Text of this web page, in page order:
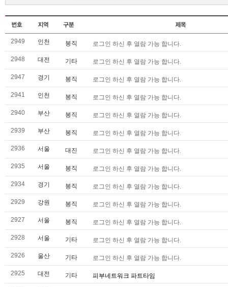
2949 인천 봉직 로그인 하신 후 열람 가능 합니다.
2948 대전 기타 로그인 하신 후 열람 가능 합니다.
2947 경기 봉직 로그인 하신 후 열람 가능 합니다.
2941 인천 봉직 로그인 하신 후 열람 가능 합니다.
2940 부산 봉직 로그인 하신 후 열람 가능 합니다.
2939 부산 봉직 로그인 하신 후 열람 가능 합니다.
2936 서울 대진 로그인 하신 후 열람 가능 합니다.
2935 서울 봉직 로그인 하신 후 열람 가능 합니다.
2934 경기 봉직 로그인 하신 후 열람 가능 합니다.
2929 강원 봉직 로그인 하신 후 열람 가능 합니다.
2927 서울 봉직 로그인 하신 후 열람 가능 합니다.
2928 서울 기타 로그인 하신 후 열람 가능 합니다.
2926 울산 기타 로그인 하신 후 열람 가능 합니다.
2925 대전 기타 피부네트워크 파트타임